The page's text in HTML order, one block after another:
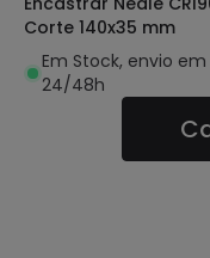
Corte 140x35 mm
Em Stock, envio em
24/48h